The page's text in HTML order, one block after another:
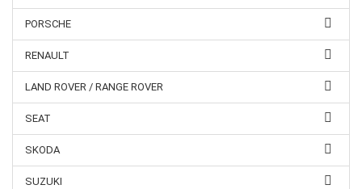
PORSCHE
RENAULT
LAND ROVER / RANGE ROVER
SEAT
SKODA
SUZUKI